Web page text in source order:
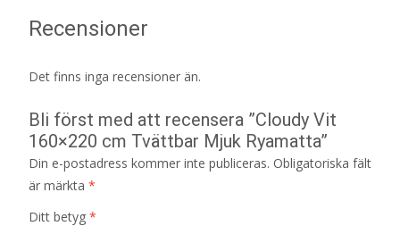
Recensioner
Det finns inga recensioner än.
Bli först med att recensera ”Cloudy Vit
160×220 cm Tvättbar Mjuk Ryamatta”
Din e-postadress kommer inte publiceras. Obligatoriska fält
är märkta *
Ditt betyg *